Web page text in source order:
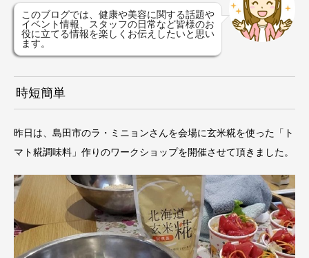
このブログでは、健康や美容に関する話題や
イベント情報、スタッフの日常など皆様のお
役に立てる情報を楽しくお伝えしたいと思い
ます。
時短簡単
昨日は、島田市のラ・ミニョンさんを会場に玄米糀を使った「ト
マト糀調味料」作りのワークショップを開催させて頂きました。